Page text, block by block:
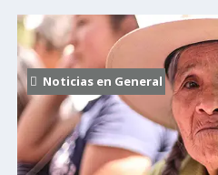
Noticias en General